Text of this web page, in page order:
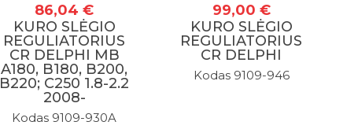
86,04 €
KURO SLĖGIO
REGULIATORIUS
CR DELPHI MB
A180, B180, B200,
B220; C250 1.8-2.2
2008-
Kodas 9109-930A
99,00 €
KURO SLĖGIO
REGULIATORIUS
CR DELPHI
Kodas 9109-946